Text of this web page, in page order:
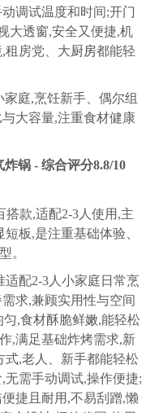
调试温度和时间;开门
大透窗,安全又便捷,机
租房党、大厨房都能轻
庭,烹饪新手、偶尔组
大容量,注重食材健康
锅 - 综合评分8.8/10
搭款,适配2-3人使用,主
板,是注重基础体验、
。
配2-3人小家庭日常烹
求,兼顾实用性与空间
匀,食材酥脆鲜嫩,能轻松
,满足基础炸烤需求,新
式,老人、新手都能轻松
无需手动调试,操作便捷;
捷且耐用,不易刮蹭,懒